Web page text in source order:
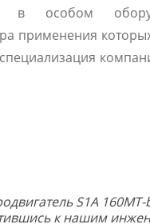
в особом
применения
S1A
к нашим